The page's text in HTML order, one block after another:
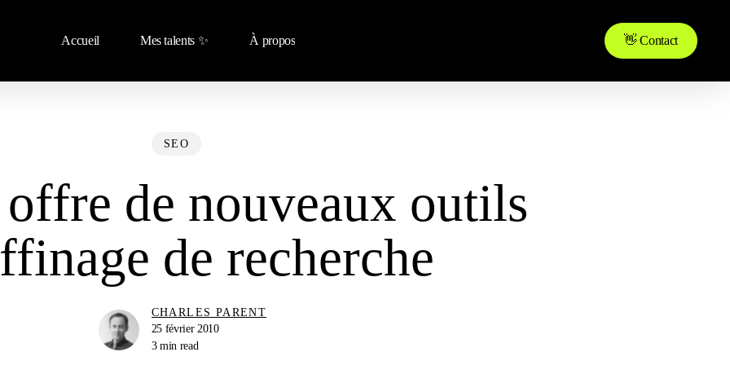
Accueil Mes talents ✨ À propos 👋 Contact
SEO
de nouveaux outils
de recherche
CHARLES PARENT
25 février 2010
3 min read